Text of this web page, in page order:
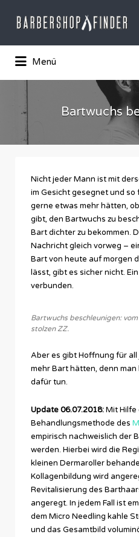
Das Barber-Shop
Suchen
nach:
Menü
Bartwuchs
Nicht jeder Mann ist mit
im Gesicht gesegnet und
gerne etwas mehr hätten,
gibt, den Bartwuchs zu
Bart dichter zu bekommen.
Nachricht gleich vorweg –
Bart von heute auf morgen
lässt, gibt es sicher nicht.
verbunden.
Bartwuchs beschleunigen:
stolzen ZZ.
Aber es gibt Hoffnung für
mehr Bart hätten, denn
dafür tun.
Update 06.07.2018:Mit Hilfe
Behandlungsmethode des
empirisch nachweislich der
werden. Hierbei wird die
kleinen Dermaroller
Kollagenbildung wird
Revitalisierung des
angeregt. In jedem Fall ist
dem Micro Needling kahle
und das Gesamtbild